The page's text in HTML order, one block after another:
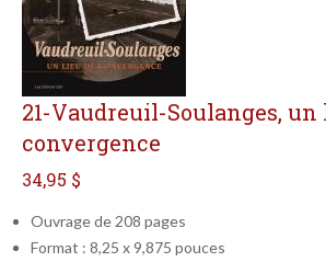
21-Vaudreuil-Soulanges, un
convergence
34,95 $
Ouvrage de 208 pages
Format : 8,25 x 9,875 pouces